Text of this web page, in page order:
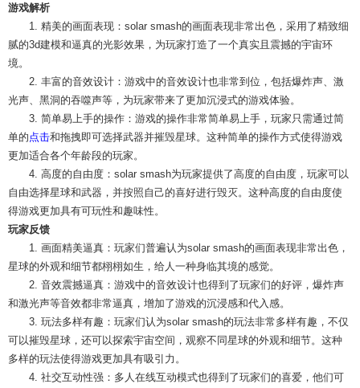
游戏解析
1. 精美的画面表现：solar smash的画面表现非常出色，采用了精致细
腻的3d建模和逼真的光影效果，为玩家打造了一个真实且震撼的宇宙环
境。
2. 丰富的音效设计：游戏中的音效设计也非常到位，包括爆炸声、激
光声、黑洞的吞噬声等，为玩家带来了更加沉浸式的游戏体验。
3. 简单易上手的操作：游戏的操作非常简单易上手，玩家只需通过简
单的 点击和拖拽即可选择武器并摧毁星球。这种简单的操作方式使得游戏
更加适合各个年龄段的玩家。
4. 高度的自由度：solar smash为玩家提供了高度的自由度，玩家可以
自由选择星球和武器，并按照自己的喜好进行毁灭。这种高度的自由度使
得游戏更加具有可玩性和趣味性。
玩家反馈
1. 画面精美逼真：玩家们普遍认为solar smash的画面表现非常出色，
星球的外观和细节都栩栩如生，给人一种身临其境的感觉。
2. 音效震撼逼真：游戏中的音效设计也得到了玩家们的好评，爆炸声
和激光声等音效都非常逼真，增加了游戏的沉浸感和代入感。
3. 玩法多样有趣：玩家们认为solar smash的玩法非常多样有趣，不仅
可以摧毁星球，还可以探索宇宙空间，观察不同星球的外观和细节。这种
多样的玩法使得游戏更加具有吸引力。
4. 社交互动性强：多人在线互动模式也得到了玩家们的喜爱，他们可